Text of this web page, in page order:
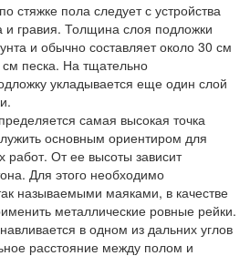
стяжке пола следует с устройства
и гравия. Толщина слоя подложки
и обычно составляет около 30 см
см песка. На тщательно
укладывается еще один слой
самая высокая точка
основным ориентиром для
работ. От ее высоты зависит
Для этого необходимо
называемыми маяками, в качестве
металлические ровные рейки.
в одном из дальних углов
расстояние между полом и